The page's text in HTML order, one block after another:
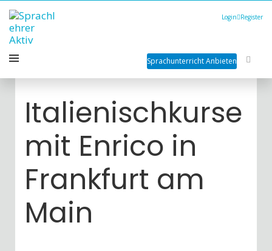
Login Register
Sprachunterricht Anbieten
Italienischkurse
mit Enrico in
Frankfurt am
Main